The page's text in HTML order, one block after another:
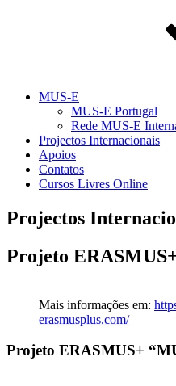
MUS-E
MUS-E Portugal
Rede MUS-E
Projectos Internacionais
Apoios
Contatos
Cursos Livres Online
Projectos
Projeto
Mais informações em:
erasmusplus.com/
Projeto ERASMUS+